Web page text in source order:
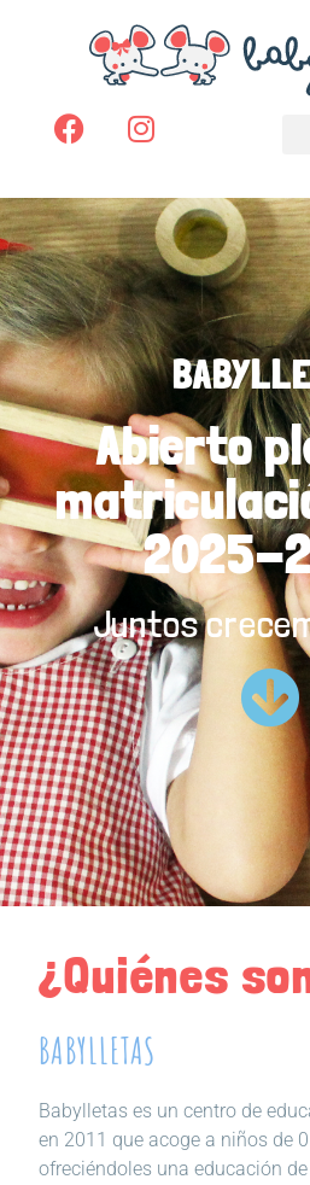
Abierto
2025-
Juntos
¿Quiénes
BABYLLETAS
Babylletas es un centro de
en 2011 que acoge a niños de
ofreciéndoles una educación